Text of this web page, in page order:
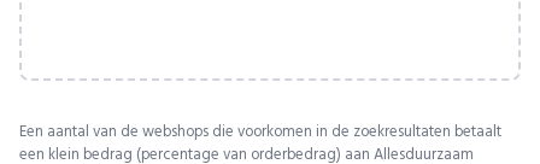
Een aantal van de webshops die voorkomen in de zoekresultaten betaalt
een klein bedrag (percentage van orderbedrag) aan Allesduurzaam